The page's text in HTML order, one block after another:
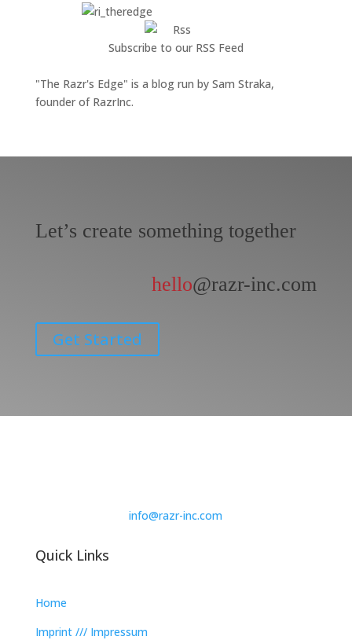
Subscribe to our RSS Feed
"The Razr's Edge" is a blog run by Sam Straka,
founder of RazrInc.
Let’s create something together
hello@razr-inc.com
Get Started
info@razr-inc.com
Quick Links
Home
Imprint /// Impressum